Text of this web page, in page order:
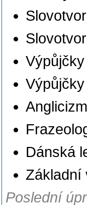
Dánská
Základní
Poslední